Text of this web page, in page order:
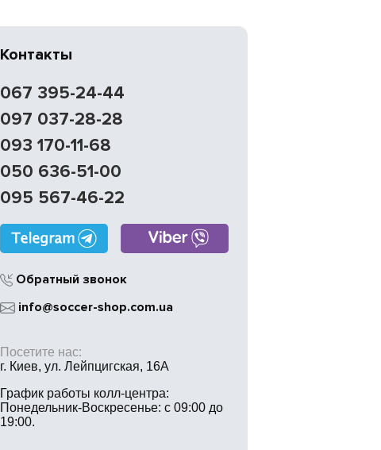
Контакты
067 395-24-44
097 037-28-28
093 170-11-68
050 636-51-00
095 567-46-22
Обратный звонок
info@soccer-shop.com.ua
Посетите нас:
г. Киев, ул. Лейпцигская, 16А
График работы колл-центра:
Понедельник-Воскресенье: с 09:00 до
19:00.